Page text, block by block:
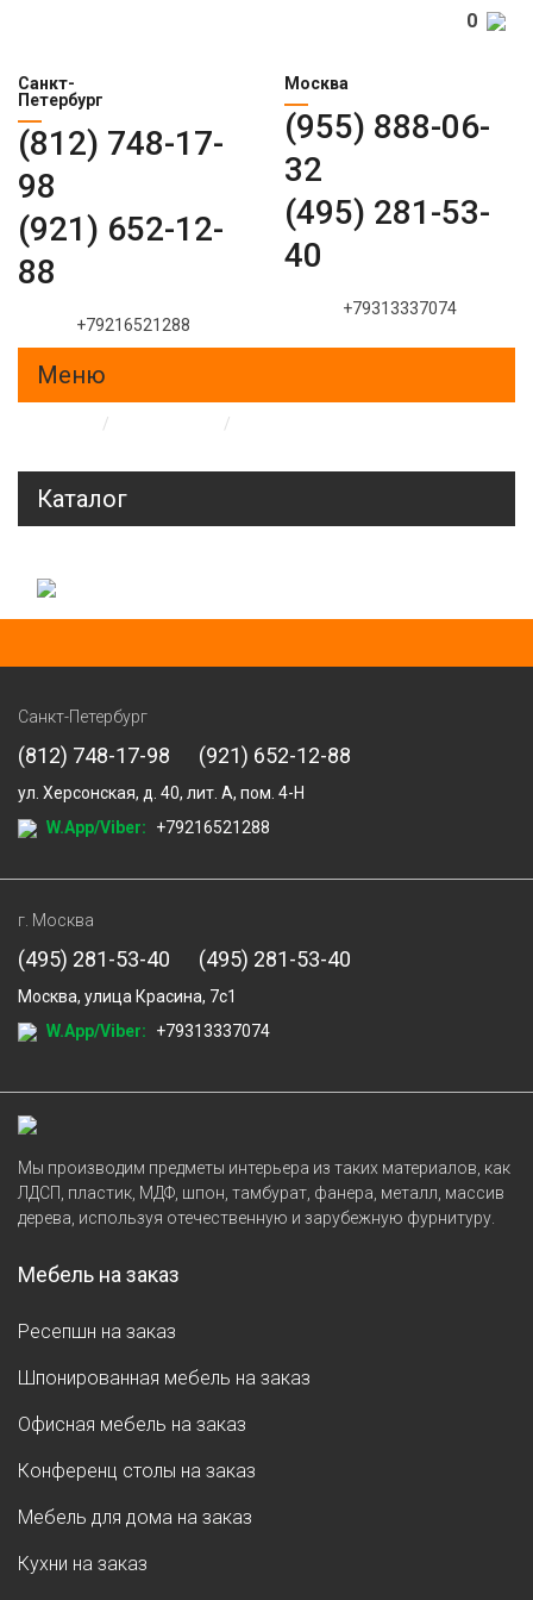
Санкт-
Петербург
(812) 748-17-
98
(921) 652-12-
88
+79216521288
Москва
(955) 888-06-
32
(495) 281-53-
40
+79313337074
0
Меню
/ /
Каталог
Санкт-Петербург
(812) 748-17-98 (921) 652-12-88
ул. Херсонская, д. 40, лит. А, пом. 4-Н
W.App/Viber:
+79216521288
г. Москва
(495) 281-53-40 (495) 281-53-40
Москва, улица Красина, 7с1
W.App/Viber:
+79313337074
Мы производим предметы интерьера из таких материалов, как
ЛДСП, пластик, МДФ, шпон, тамбурат, фанера, металл, массив
дерева, используя отечественную и зарубежную фурнитуру.
Мебель на заказ
Ресепшн на заказ
Шпонированная мебель на заказ
Офисная мебель на заказ
Конференц столы на заказ
Мебель для дома на заказ
Кухни на заказ